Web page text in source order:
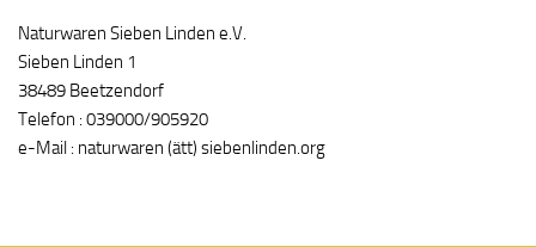
Naturwaren Sieben Linden e.V.
Sieben Linden 1
38489 Beetzendorf
Telefon : 039000/905920
e-Mail : naturwaren (ätt) siebenlinden.org